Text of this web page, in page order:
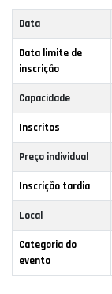
Data
Data limite de
inscrição
Capacidade
Inscritos
Preço individual
Inscrição tardia
Local
Categoria do
evento